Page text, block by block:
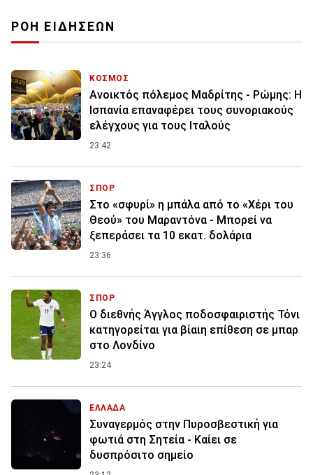
ΡΟΗ ΕΙΔΗΣΕΩΝ
ΚΟΣΜΟΣ
Ανοικτός πόλεμος Μαδρίτης - Ρώμης: Η
Ισπανία επαναφέρει τους συνοριακούς
ελέγχους για τους Ιταλούς
23:42
ΣΠΟΡ
Στο «σφυρί» η μπάλα από το «Χέρι του
Θεού» του Μαραντόνα - Μπορεί να
ξεπεράσει τα 10 εκατ. δολάρια
23:36
ΣΠΟΡ
Ο διεθνής Άγγλος ποδοσφαιριστής Τόνι
κατηγορείται για βίαιη επίθεση σε μπαρ
στο Λονδίνο
23:24
ΕΛΛΑΔΑ
Συναγερμός στην Πυροσβεστική για
φωτιά στη Σητεία - Καίει σε
δυσπρόσιτο σημείο